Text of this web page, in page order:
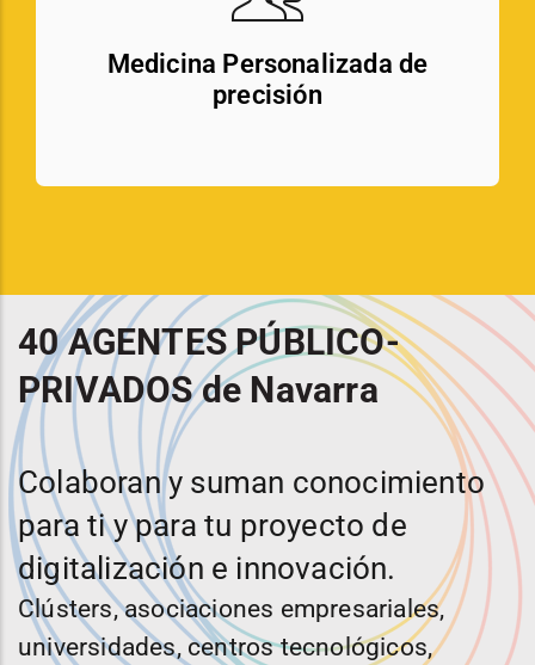
Medicina Personalizada de
precisión
40 AGENTES PÚBLICO-
PRIVADOS de Navarra
Colaboran y suman conocimiento
para ti y para tu proyecto de
digitalización e innovación.
Clústers, asociaciones empresariales,
universidades, centros tecnológicos,